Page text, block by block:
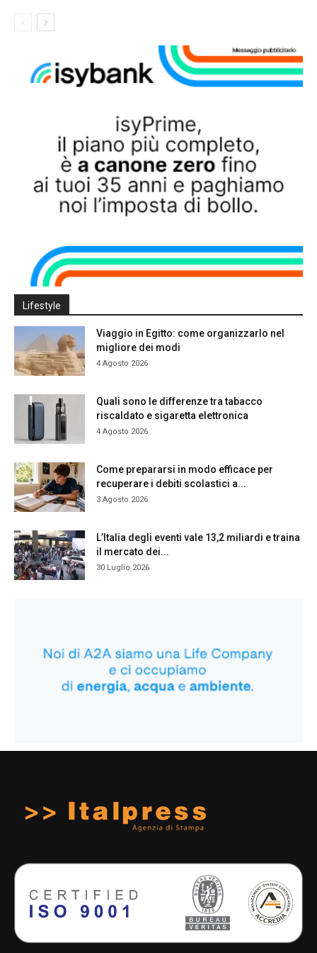
Lifestyle
Viaggio in Egitto: come organizzarlo nel
migliore dei modi
4 Agosto 2026
Quali sono le differenze tra tabacco
riscaldato e sigaretta elettronica
4 Agosto 2026
Come prepararsi in modo efficace per
recuperare i debiti scolastici a...
3 Agosto 2026
L’Italia degli eventi vale 13,2 miliardi e traina
il mercato dei...
30 Luglio 2026